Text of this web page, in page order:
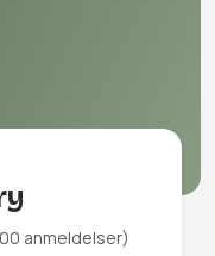
anmeldelser)